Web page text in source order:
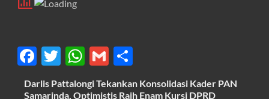
F
ac
e
T
w
itt
W
h
at
G
m
ail
h
ar
Darlis Pattalongi Tekankan Konsolidasi Kader PAN
Samarinda, Optimistis Raih Enam Kursi DPRD